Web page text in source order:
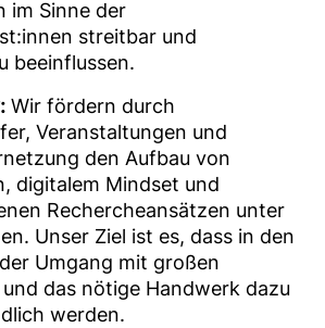
im Sinne der
streitbar und
beeinflussen.
Wir fördern durch
Veranstaltungen und
den Aufbau von
digitalem Mindset und
Rechercheansätzen unter
Unser Ziel ist es, dass in den
Umgang mit großen
das nötige Handwerk dazu
werden.